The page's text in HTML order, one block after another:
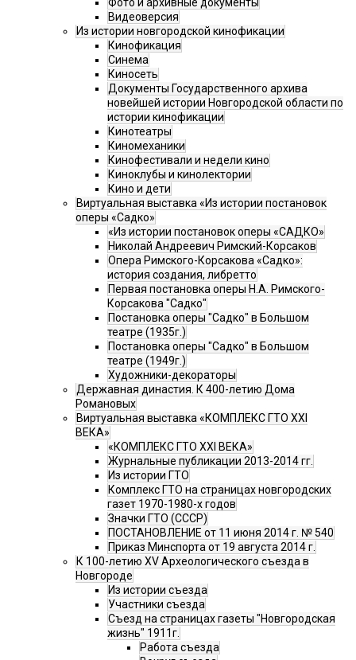
Фото и архивные документы
Видеоверсия
Из истории новгородской кинофикации
Кинофикация
Синема
Киносеть
Документы Государственного архива
новейшей истории Новгородской области по
истории кинофикации
Кинотеатры
Киномеханики
Кинофестивали и недели кино
Киноклубы и кинолектории
Кино и дети
Виртуальная выставка «Из истории постановок
оперы «Садко»
«Из истории постановок оперы «САДКО»
Николай Андреевич Римский-Корсаков
Опера Римского-Корсакова «Садко»:
история создания, либретто
Первая постановка оперы Н.А. Римского-
Корсакова "Садко"
Постановка оперы "Садко" в Большом
театре (1935г.)
Постановка оперы "Садко" в Большом
театре (1949г.)
Художники-декораторы
Державная династия. К 400-летию Дома
Романовых
Виртуальная выставка «КОМПЛЕКС ГТО XXI
ВЕКА»
«КОМПЛЕКС ГТО XXI ВЕКА»
Журнальные публикации 2013-2014 гг.
Из истории ГТО
Комплекс ГТО на страницах новгородских
газет 1970-1980-х годов
Значки ГТО (СССР)
ПОСТАНОВЛЕНИЕ от 11 июня 2014 г. № 540
Приказ Минспорта от 19 августа 2014 г.
К 100-летию XV Археологического съезда в
Новгороде
Из истории съезда
Участники съезда
Cъезд на страницах газеты "Новгородская
жизнь" 1911г.
Работа съезда